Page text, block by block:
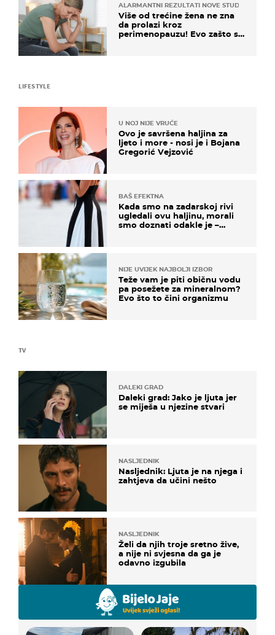
ALARMANTNI REZULTATI NOVE STUDIJE
Više od trećine žena ne zna
da prolazi kroz
perimenopauzu! Evo zašto su
TV
DALEKI GRAD
Daleki grad: Jako je ljuta jer
se miješa u njezine stvari
NASLJEDNIK
Nasljednik: Ljuta je na njega i
zahtjeva da učini nešto
NASLJEDNIK
Želi da njih troje sretno žive,
a nije ni svjesna da ga je
odavno izgubila
LIFESTYLE
U NOJ NIJE VRUĆE
Ovo je savršena haljina za
ljeto i more - nosi je i Bojana
Gregorić Vejzović
BAŠ EFEKTNA
Kada smo na zadarskoj rivi
ugledali ovu haljinu, morali
smo doznati odakle je –
NIJE UVIJEK NAJBOLJI IZBOR
Teže vam je piti običnu vodu
pa posežete za mineralnom?
Evo što to čini organizmu